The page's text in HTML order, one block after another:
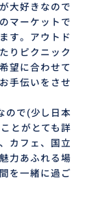
大好きなので
マーケットで
す。アウトド
りピクニック
望に合わせて
手伝いをさせ
ので(少し日本
とがとても詳
カフェ、国立
力あふれる場
を一緒に過ご